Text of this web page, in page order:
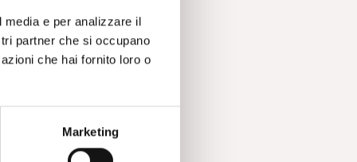
e per analizzare il
partner che si occupano
che hai fornito loro o
Marketing